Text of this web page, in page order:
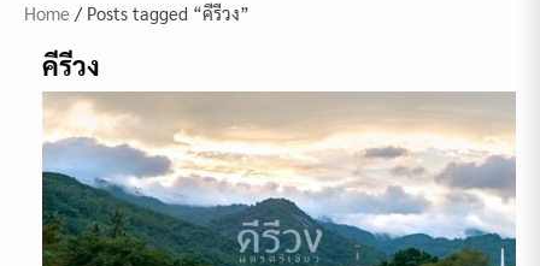
Home / Posts tagged “คีรีวง”
คีรีวง